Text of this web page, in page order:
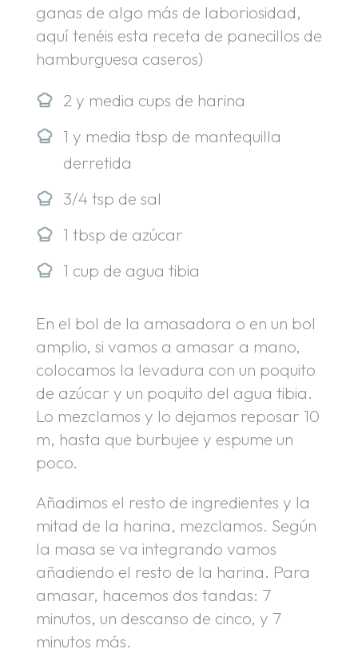
ganas de algo más de laboriosidad,
aquí tenéis esta receta de panecillos de
hamburguesa caseros)
2 y media cups de harina
1 y media tbsp de mantequilla
derretida
3/4 tsp de sal
1 tbsp de azúcar
1 cup de agua tibia
En el bol de la amasadora o en un bol
amplio, si vamos a amasar a mano,
colocamos la levadura con un poquito
de azúcar y un poquito del agua tibia.
Lo mezclamos y lo dejamos reposar 10
m, hasta que burbujee y espume un
poco.
Añadimos el resto de ingredientes y la
mitad de la harina, mezclamos. Según
la masa se va integrando vamos
añadiendo el resto de la harina. Para
amasar, hacemos dos tandas: 7
minutos, un descanso de cinco, y 7
minutos más.